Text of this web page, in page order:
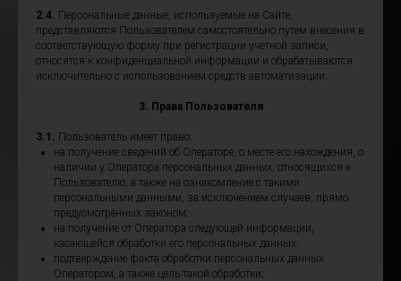
2.4. Персональные данные, используемые на Сайте,
представляются Пользователем самостоятельно путем внесения в
соответствующую форму при регистрации учетной записи,
относятся к конфиденциальной информации и обрабатываются
исключительно с использованием средств автоматизации.
3. Права Пользователя
3.1. Пользователь имеет право:
на получение сведений об Операторе, о месте его нахождения, о
наличии у Оператора персональных данных, относящихся к
Пользователю, а также на ознакомление с такими
персональными данными, за исключением случаев, прямо
предусмотренных законом;
на получение от Оператора следующей информации,
касающейся обработки его персональных данных:
подтверждение факта обработки персональных данных
Оператором, а также цель такой обработки;